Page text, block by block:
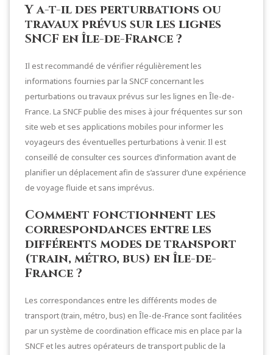
Y a-t-il des perturbations ou
travaux prévus sur les lignes
SNCF en Île-de-France ?
Il est recommandé de vérifier régulièrement les
informations fournies par la SNCF concernant les
perturbations ou travaux prévus sur les lignes en Île-de-
France. La SNCF publie des mises à jour fréquentes sur son
site web et ses applications mobiles pour informer les
voyageurs des éventuelles perturbations à venir. Il est
conseillé de consulter ces sources d’information avant de
planifier un déplacement afin de s’assurer d’une expérience
de voyage fluide et sans imprévus.
Comment fonctionnent les
correspondances entre les
différents modes de transport
(train, métro, bus) en Île-de-
France ?
Les correspondances entre les différents modes de
transport (train, métro, bus) en Île-de-France sont facilitées
par un système de coordination efficace mis en place par la
SNCF et les autres opérateurs de transport public de la